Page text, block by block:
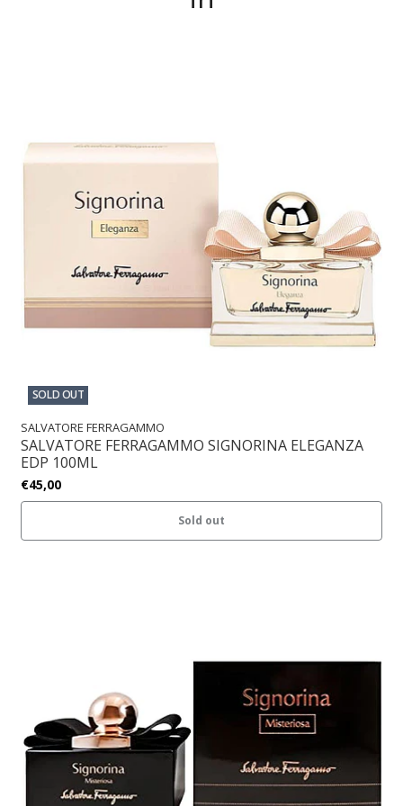
SOLD OUT
SALVATORE FERRAGAMMO
SALVATORE FERRAGAMMO SIGNORINA ELEGANZA
EDP 100ML
€45,00
Sold out